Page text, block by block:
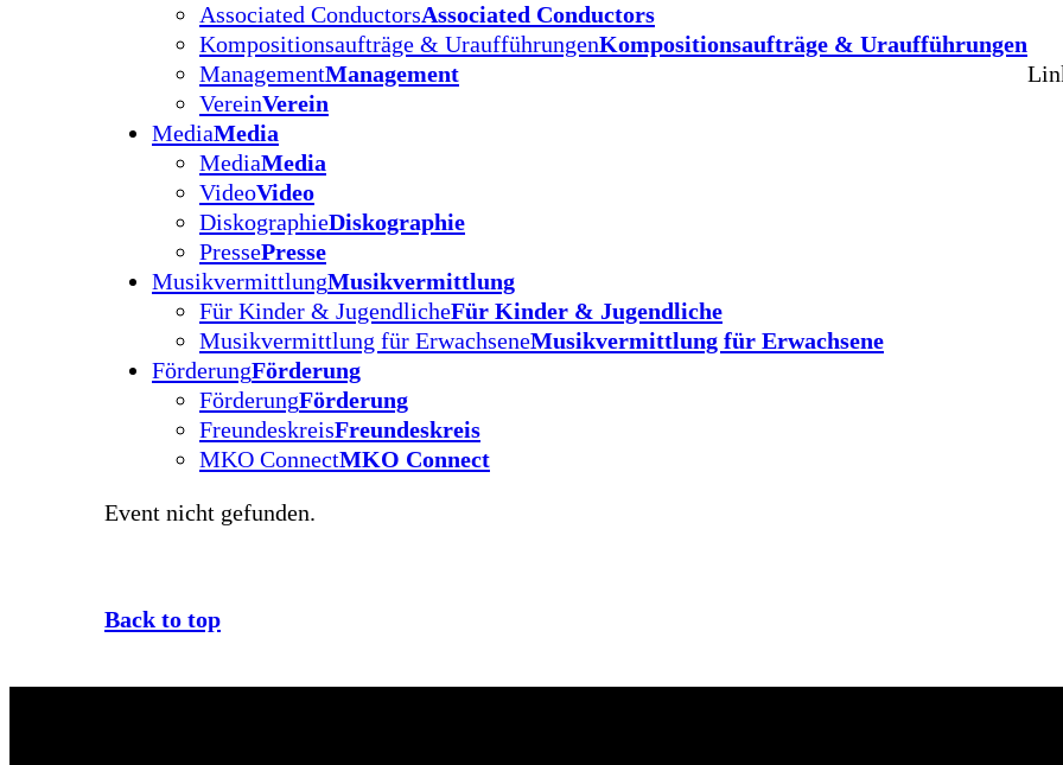
Associated ConductorsAssociated Conductors
Kompositionsaufträge & UraufführungenKompositionsaufträge & Uraufführungen
ManagementManagement
VereinVerein
MediaMedia
MediaMedia
VideoVideo
DiskographieDiskographie
PressePresse
MusikvermittlungMusikvermittlung
Für Kinder & JugendlicheFür Kinder & Jugendliche
Musikvermittlung für ErwachseneMusikvermittlung für Erwachsene
FörderungFörderung
FörderungFörderung
FreundeskreisFreundeskreis
MKO ConnectMKO Connect
Event nicht gefunden.
Back to top